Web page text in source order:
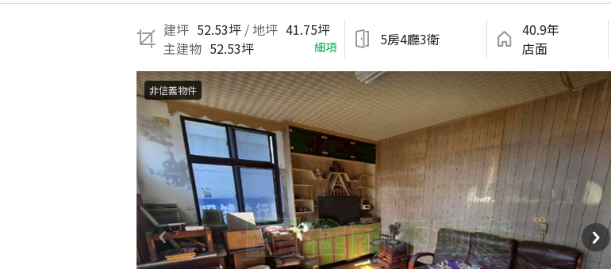
建坪 52.53坪 / 地坪 41.75坪
主建物 52.53坪 細項 5房4廳3衛
40.9年
店面
非信義物件